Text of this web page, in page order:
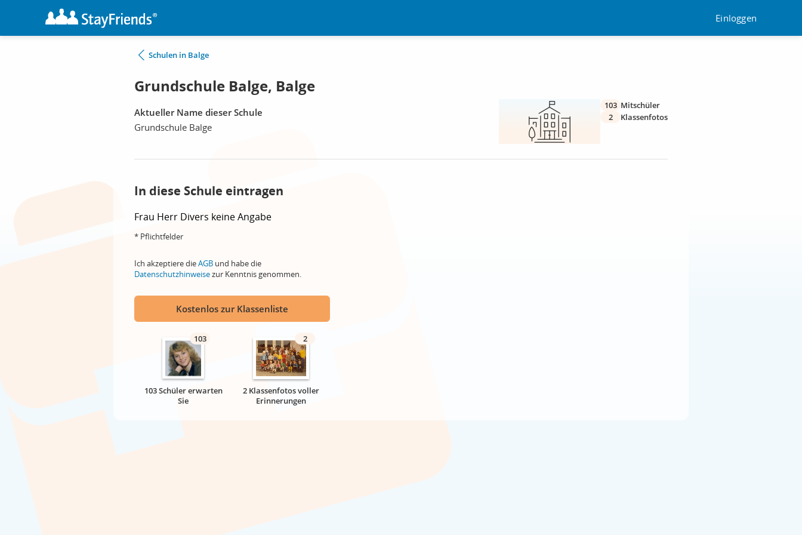
Einloggen
Schulen in Balge
Grundschule Balge, Balge
Aktueller Name dieser Schule
Grundschule Balge
103 Mitschüler
2
Klassenfotos
In diese Schule eintragen
Frau Herr Divers keine Angabe
* Pflichtfelder
Ich akzeptiere dieAGB und habe die
Datenschutzhinweisezur Kenntnis genommen.
Kostenlos zur Klassenliste
103
103 Schüler erwarten
Sie
2
2 Klassenfotos voller
Erinnerungen